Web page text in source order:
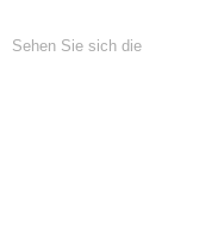
Sehen Sie sich die